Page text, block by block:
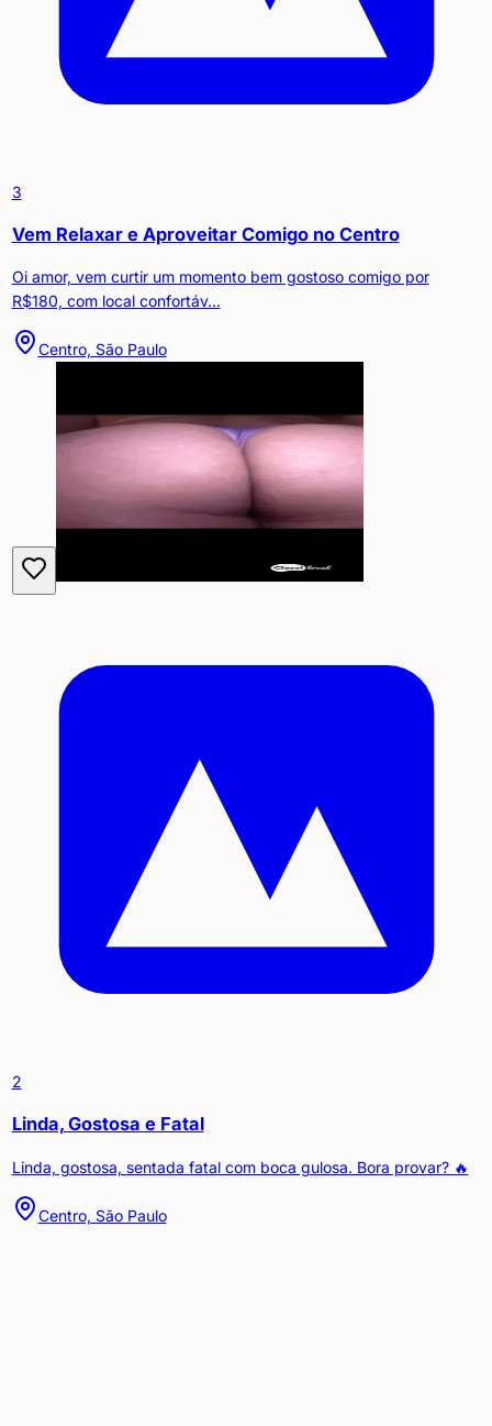
3
Vem Relaxar e Aproveitar Comigo no Centro
Oi amor, vem curtir um momento bem gostoso comigo por
R$180, com local confortáv...
Centro, São Paulo
2
Linda, Gostosa e Fatal
Linda, gostosa, sentada fatal com boca gulosa. Bora provar? 🔥
Centro, São Paulo